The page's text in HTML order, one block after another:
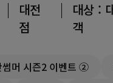
대전
점
대상 :
객
썸머 시즌2 이벤트 ②